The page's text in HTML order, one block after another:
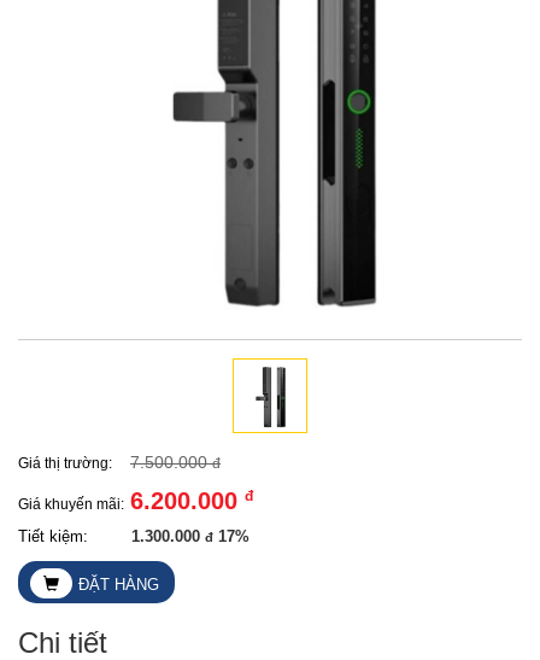
Giá thị trường: 7.500.000đ
Giá khuyến mãi: 6.200.000 đ
Tiết kiệm: 1.300.000 đ 17%
ĐẶT HÀNG
Chi tiết